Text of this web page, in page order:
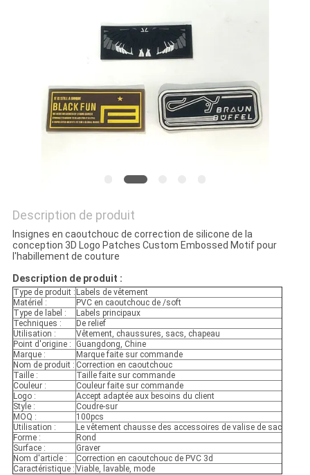
Description de produit
Insignes en caoutchouc de correction de silicone de la
conception 3D Logo Patches Custom Embossed Motif pour
l'habillement de couture
Description de produit :
Type de produit : Labels de vêtement
Matériel :
PVC en caoutchouc de /soft
Type de label :
Labels principaux
Techniques :
De relief
Utilisation :
Vêtement, chaussures, sacs, chapeau
Point d'origine :
Guangdong, Chine
Marque :
Marque faite sur commande
Nom de produit : Correction en caoutchouc
Taille :
Taille faite sur commande
Couleur :
Couleur faite sur commande
Logo :
Accept adaptée aux besoins du client
Style :
Coudre-sur
MOQ :
100pcs
Utilisation :
Le vêtement chausse des accessoires de valise de sac
Forme :
Rond
Surface :
Graver
Nom d'article :
Correction en caoutchouc de PVC 3d
Caractéristique : Viable, lavable, mode